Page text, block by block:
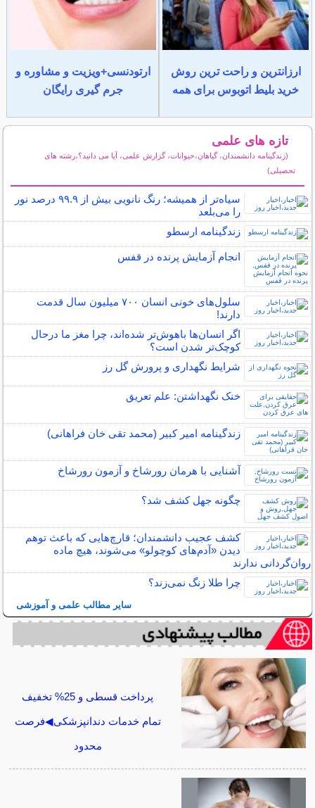
ارزانترین و راحت ترین روش
خرید بلیط اتوبوس برای همه
ارتودنسی+ویزیت و مشاوره و
جرم گیری رایگان
تازه های علمی
(زندگینامه دانشمندان، گیاهان،حیوانات، گزارش علمی، آیا می دانید؟،رشته های
تحصیلی)
سیاه‌تر از همیشه؛ رنگ نانویی بیش از ۹۹.۹ درصد نور
را می‌بلعد
زندگینامه ارسطو
انجام آزمایش پرنده در قفس
سلول‌های خونی انسان ۷۰۰ میلیون سال قدمت
دارند!
اگر انسان‌ها باهوش‌تر شده‌اند، چرا مغز ما درحال
کوچک‌تر شدن است؟
شرایط نگهداری و پرورش گل رز
خنک نگهداشتن: علم تعریق
زندگینامه امیر کبیر (محمد تقی خان فراهانی)
آشنایی با هرمان رورشاخ و آزمون رورشاخ
چگونه جهل کشف شد؟
کشف عجیب دانشمندان؛ قارچ‌هایی که باعث توهم
دیدن «آدم‌های کوچولو» می‌شوند، هیچ ماده
روان‌گردانی ندارند
چرا طلا زنگ نمی‌زند؟
سایر مطالب علمی و آموزشی
پرداخت قسطی و 25% تخفیف
تمام خدمات دندانپزشکی◀فرصت
محدود